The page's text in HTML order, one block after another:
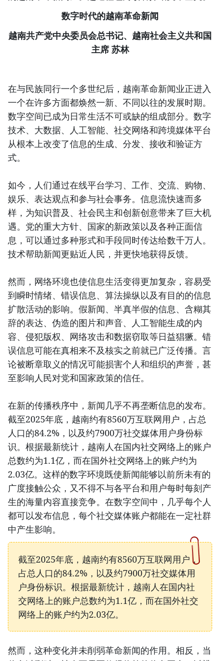
数字时代的越南革命新闻
越南共产党中央委员会总书记、越南社会主义共和国
主席 苏林
在与民族同行一个多世纪后，越南革命新闻业正进入
一个在许多方面都焕然一新、不同以往的发展时期。
数字空间已成为日常生活不可或缺的组成部分。数字
技术、大数据、人工智能、社交网络和跨境媒体平台
从根本上改变了信息的生成、分发、接收和验证方
式。
如今，人们通过在线平台学习、工作、交流、购物、
娱乐、表达观点和参与社会事务。信息流快速而多
样，为知识普及、社会民主和创新创意带来了巨大机
遇。党的重大方针、国家的新政策以及各种正面信
息，可以通过多种形式和手段同时传达给数千万人。
技术帮助新闻更贴近人民，并更快地获得反馈。
然而，网络环境也使信息生活变得更加复杂，容易受
到瞬时情绪、错误信息、算法操纵以及有目的的信息
扩散活动的影响。假新闻、半真半假的信息、含糊其
辞的表达、伪造的图片和声音、人工智能生成的内
容、侵犯版权、网络攻击和数据窃取等日益猖獗。错
误信息可能在真相来不及核实之前就已广泛传播。言
论被断章取义的情况可能损害个人和组织的声誉，甚
至影响人民对党和国家政策的信任。
在新的传播秩序中，新闻几乎不再垄断信息的发布。
截至2025年底，越南约有8560万互联网用户，占总
人口的84.2%，以及约7900万社交媒体用户身份标
识。根据最新统计，越南人在国内社交网络上的账户
总数约为1.1亿，而在国外社交网络上的账户约为
2.03亿。这样的数字环境既使新闻能够以前所未有的
广度接触公众，又不得不与各平台和用户每时每刻产
生的海量内容直接竞争。在数字空间中，几乎每个人
都可以发布信息，每个社交媒体账户都能在一定社群
中产生影响。
截至2025年底，越南约有8560万互联网用户，
占总人口的84.2%，以及约7900万社交媒体用
户身份标识。根据最新统计，越南人在国内社
交网络上的账户总数约为1.1亿，而在国外社交
网络上的账户约为2.03亿。
然而，这种变化并未削弱革命新闻的作用。相反，当